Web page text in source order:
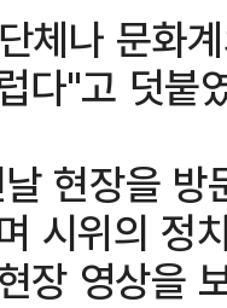
체나 문화
다"고 덧붙
현장을
시위의 정
장 영상을